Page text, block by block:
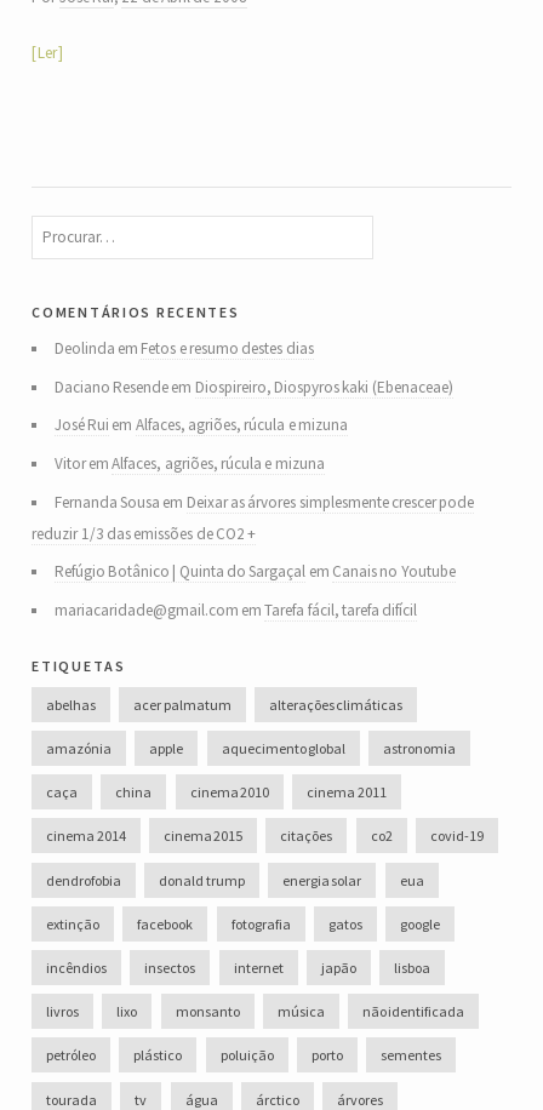
Ler
comentários recentes
Deolinda em Fetos e resumo destes dias
Daciano Resendeem Diospireiro, Diospyros kaki (Ebenaceae)
José Rui em Alfaces, agriões, rúcula e mizuna
VitoremAlfaces, agriões, rúcula e mizuna
Fernanda Sousa em Deixar as árvores simplesmente crescer pode
reduzir 1/3 das emissões de CO2 +
Refúgio Botânico | Quinta do Sargaçal em Canais no Youtube
mariacaridade@gmail.com emTarefa fácil, tarefa difícil
etiquetas
abelhas acer palmatum alterações climáticas
amazónia apple aquecimento global astronomia
caça china cinema 2010 cinema 2011
cinema 2014 cinema 2015 citações co2 covid-19
dendrofobia donald trump energia solar eua
extinção facebook fotografia gatos google
incêndios insectos internet japão lisboa
livros lixo monsanto música não identificada
petróleo plástico poluição porto sementes
tourada tv água árctico árvores